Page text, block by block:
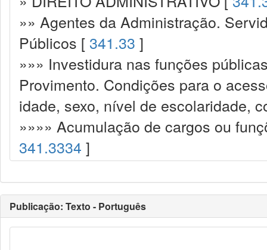
»» Agentes da Administração.
Públicos [ 341.33 ]
»»» Investidura nas funções
Provimento. Condições para o
idade, sexo, nível de escolaridade,
»»»» Acumulação de cargos ou
341.3334 ]
Publicação: Texto - Português